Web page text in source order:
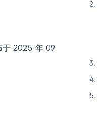
于 2025 年 09
2.
3.
4.
5.